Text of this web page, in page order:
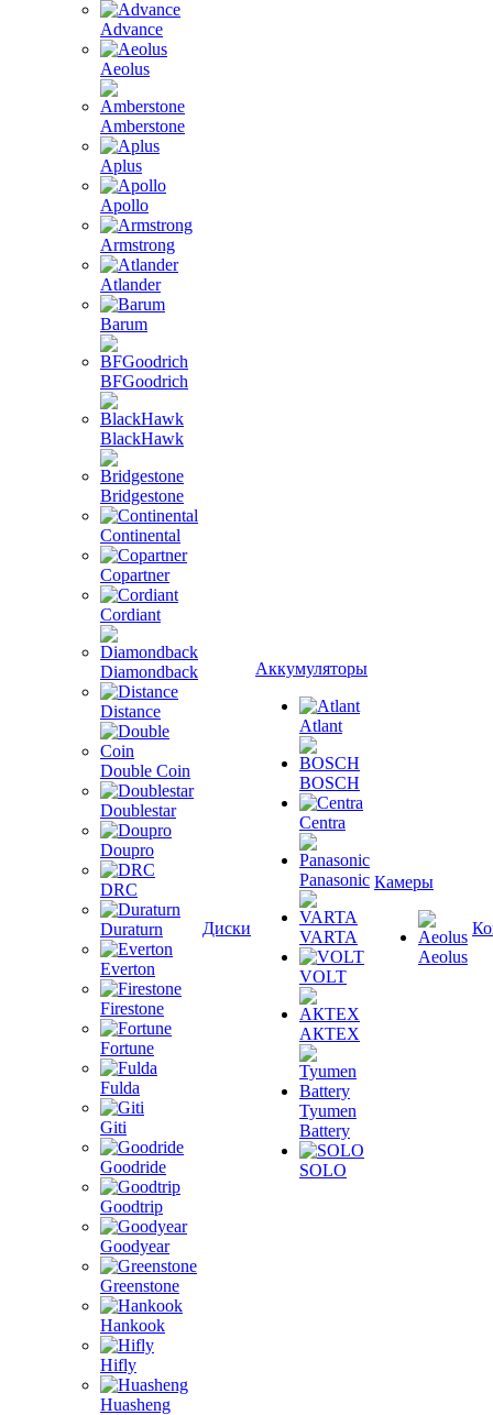
Advance
Aeolus
Amberstone
Aplus
Apollo
Armstrong
Atlander
Barum
BFGoodrich
BlackHawk
Bridgestone
Continental
Copartner
Cordiant
Diamondback
Distance
Double Coin
Doublestar
Doupro
DRC
Duraturn
Everton
Firestone
Fortune
Fulda
Giti
Goodride
Goodtrip
Goodyear
Greenstone
Hankook
Hifly
Huasheng
Диски
Аккумуляторы
Atlant
BOSCH
Centra
Panasonic
VARTA
VOLT
АКТЕХ
Tyumen
Battery
SOLO
Камеры
Aeolus